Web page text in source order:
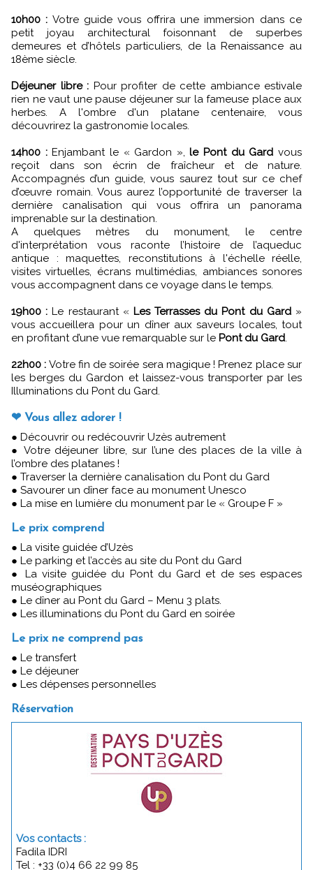
10h00 : Votre guide vous offrira une immersion dans ce
petit joyau architectural foisonnant de superbes
demeures et d’hôtels particuliers, de la Renaissance au
18ème siècle.
Déjeuner libre : Pour profiter de cette ambiance estivale
rien ne vaut une pause déjeuner sur la fameuse place aux
herbes. A l'ombre d'un platane centenaire, vous
découvrirez la gastronomie locales.
14h00 :Enjambant le « Gardon »,le Pont du Gard vous
reçoit dans son écrin de fraîcheur et de nature.
Accompagnés d’un guide, vous saurez tout sur ce chef
d’œuvre romain. Vous aurez l’opportunité de traverser la
dernière canalisation qui vous offrira un panorama
imprenable sur la destination.
A quelques mètres du monument, le centre
d'interprétation vous raconte l’histoire de l’aqueduc
antique : maquettes, reconstitutions à l'échelle réelle,
visites virtuelles, écrans multimédias, ambiances sonores
vous accompagnent dans ce voyage dans le temps.
19h00 : Le restaurant « Les Terrasses du Pont du Gard»
vous accueillera pour un dîner aux saveurs locales, tout
en profitant d’une vue remarquable sur le Pont du Gard.
22h00 : Votre fin de soirée sera magique ! Prenez place sur
les berges du Gardon et laissez-vous transporter par les
Illuminations du Pont du Gard.
❤ Vous allez adorer !
● Découvrir ou redécouvrir Uzès autrement
● Votre déjeuner libre, sur l’une des places de la ville à
l’ombre des platanes !
● Traverser la dernière canalisation du Pont du Gard
● Savourer un dîner face au monument Unesco
● La mise en lumière du monument par le « Groupe F »
Le prix comprend
● La visite guidée d’Uzès
● Le parking et l’accès au site du Pont du Gard
● La visite guidée du Pont du Gard et de ses espaces
muséographiques
● Le dîner au Pont du Gard – Menu 3 plats.
● Les illuminations du Pont du Gard en soirée
Le prix ne comprend pas
● Le transfert
● Le déjeuner
● Les dépenses personnelles
Réservation
Vos contacts :
Fadila IDRI
Tel : +33 (0)4 66 22 99 85